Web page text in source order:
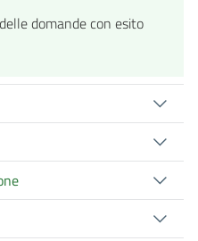
domande con esito